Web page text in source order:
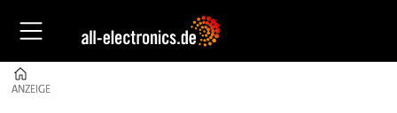
ANZEIGE
ANZEIGE